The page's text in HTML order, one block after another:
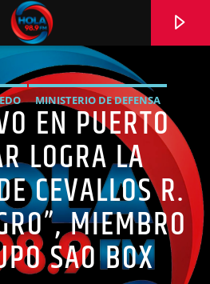
HOLA
0:00
MINISTERIO DE DEFENSA
PUERTO BOLÍVAR SEGURIDAD
EN PUERTO
LOGRA LA
CEVALLOS R.
MIEMBRO
SAO BOX